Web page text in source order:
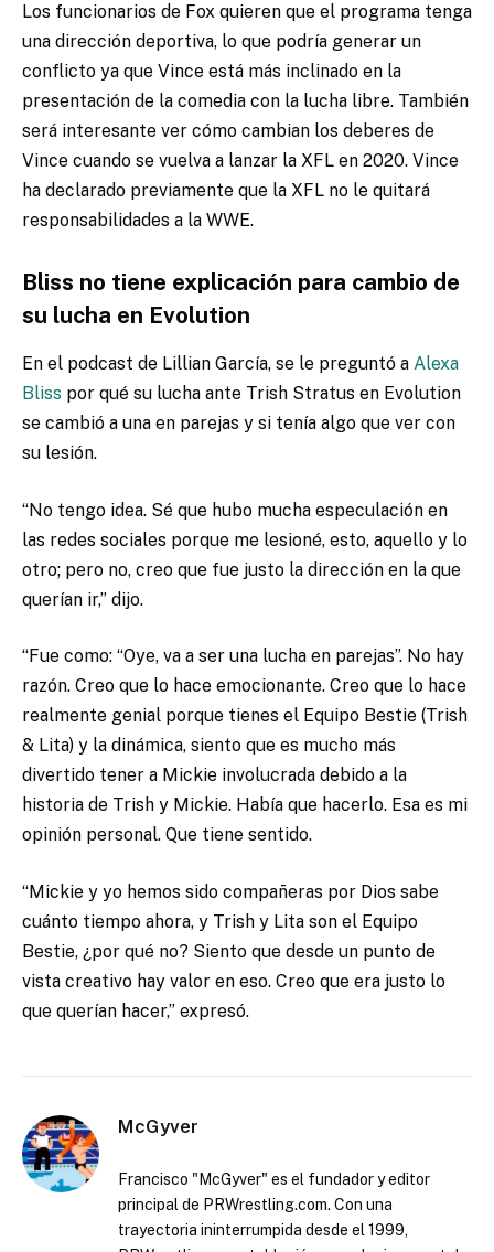
Los funcionarios de Fox quieren que el programa tenga
una dirección deportiva, lo que podría generar un
conflicto ya que Vince está más inclinado en la
presentación de la comedia con la lucha libre. También
será interesante ver cómo cambian los deberes de
Vince cuando se vuelva a lanzar la XFL en 2020. Vince
ha declarado previamente que la XFL no le quitará
responsabilidades a la WWE.
Bliss no tiene explicación para cambio de
su lucha en Evolution
En el podcast de Lillian García, se le preguntó a Alexa
Bliss por qué su lucha ante Trish Stratus en Evolution
se cambió a una en parejas y si tenía algo que ver con
su lesión.
“No tengo idea. Sé que hubo mucha especulación en
las redes sociales porque me lesioné, esto, aquello y lo
otro; pero no, creo que fue justo la dirección en la que
querían ir,” dijo.
“Fue como: “Oye, va a ser una lucha en parejas”. No hay
razón. Creo que lo hace emocionante. Creo que lo hace
realmente genial porque tienes el Equipo Bestie (Trish
& Lita) y la dinámica, siento que es mucho más
divertido tener a Mickie involucrada debido a la
historia de Trish y Mickie. Había que hacerlo. Esa es mi
opinión personal. Que tiene sentido.
“Mickie y yo hemos sido compañeras por Dios sabe
cuánto tiempo ahora, y Trish y Lita son el Equipo
Bestie, ¿por qué no? Siento que desde un punto de
vista creativo hay valor en eso. Creo que era justo lo
que querían hacer,” expresó.
McGyver
Francisco "McGyver" es el fundador y editor
principal de PRWrestling.com. Con una
trayectoria ininterrumpida desde el 1999,